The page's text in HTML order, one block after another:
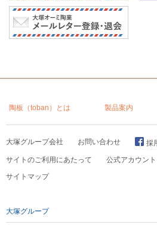
陶板（toban）とは 製品案内
大塚グループ会社 お問い合わせ 採
サイトのご利用にあたって
公式アカウン
サイトマップ
大塚グループ